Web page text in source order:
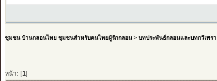
ชุมชน บ้านกลอนไทย ชุมชนสำหรับคนไทยผู้รักกลอน> บทประพันธ์กลอนและบทกวีเพรา
หน้า: [ 1]